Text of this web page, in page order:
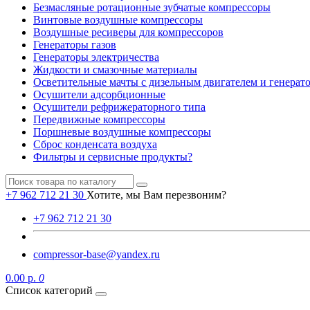
Безмасляные ротационные зубчатые компрессоры
Винтовые воздушные компрессоры
Воздушные ресиверы для компрессоров
Генераторы газов
Генераторы электричества
Жидкости и смазочные материалы
Осветительные мачты с дизельным двигателем и
Осушители адсорбционные
Осушители рефрижераторного типа
Передвижные компрессоры
Поршневые воздушные компрессоры
Сброс конденсата воздуха
Фильтры и сервисные продукты?
+7 962 712 21 30 Хотите, мы Вам перезвоним?
+7 962 712 21 30
compressor-base@yandex.ru
0.00 р. 0
Список категорий